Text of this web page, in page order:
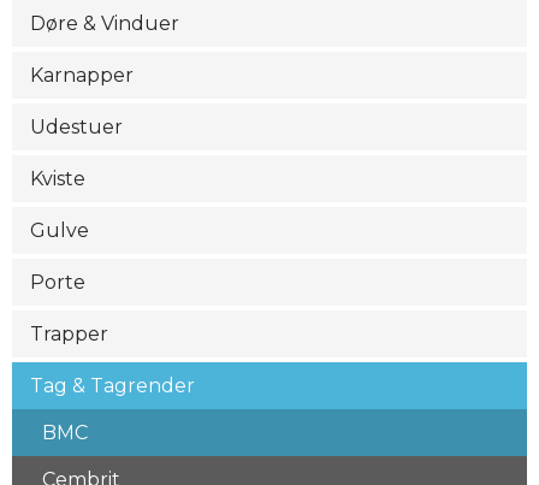
Døre & Vinduer
Karnapper
Udestuer
Kviste
Gulve
Porte
Trapper
Tag & Tagrender
BMC
Cembrit